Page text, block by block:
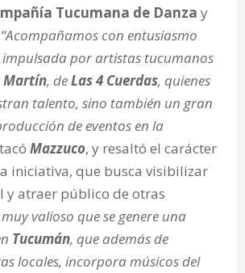
Tucumana de Danza y
“Acompañamos con entusiasmo
por artistas tucumanos
Martín, deLas 4 Cuerdas, quienes
talento, sino también un gran
de eventos en la
Mazzuco, y resaltó el carácter
iniciativa, que busca visibilizar
y atraer público de otras
muy valioso que se genere una
Tucumán, que además de
locales, incorpora músicos del